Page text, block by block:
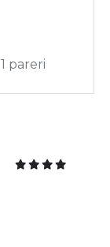
1 pareri